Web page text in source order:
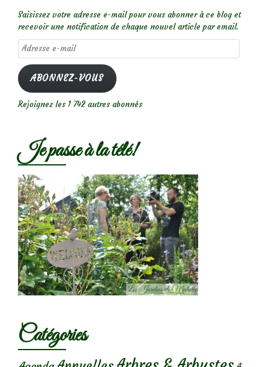
Saisissez votre adresse e-mail pour vous abonner à ce blog et
recevoir une notification de chaque nouvel article par email.
Adresse
e-
mail
ABONNEZ-VOUS
Rejoignez les 1 742 autres abonnés
Je passe à la télé!
Catégories